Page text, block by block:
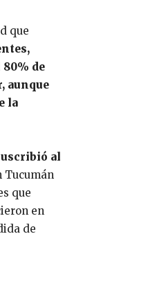
que
de
aunque
la
al
Tucumán
que
en
de